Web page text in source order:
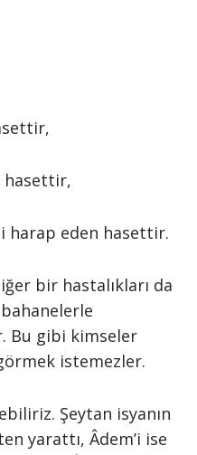
hasettir,
harap eden hasettir.
bir hastalıkları da
Bu gibi kimseler
istemezler.
Şeytan isyanın
yarattı, Âdem’i ise